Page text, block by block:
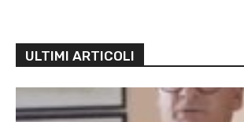
ULTIMI ARTICOLI